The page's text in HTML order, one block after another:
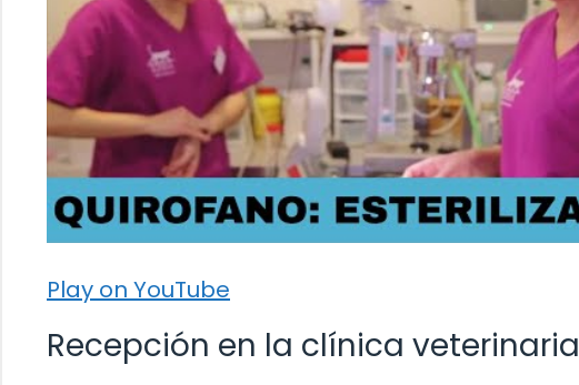
Play on YouTube
Recepción en la clínica veterinaria